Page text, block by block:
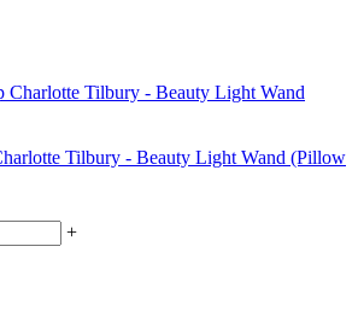
Tilbury - Beauty Light Wand (Pillow
+